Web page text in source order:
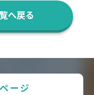
へ戻る
ージ